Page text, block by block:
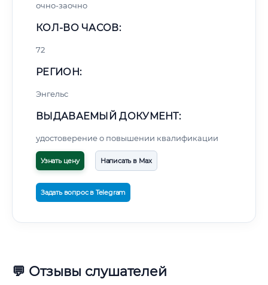
очно-заочно
КОЛ-ВО ЧАСОВ:
72
РЕГИОН:
Энгельс
ВЫДАВАЕМЫЙ ДОКУМЕНТ:
удостоверение о повышении квалификации
Узнать цену Написать в Max
Задать вопрос в Telegram
💬 Отзывы слушателей